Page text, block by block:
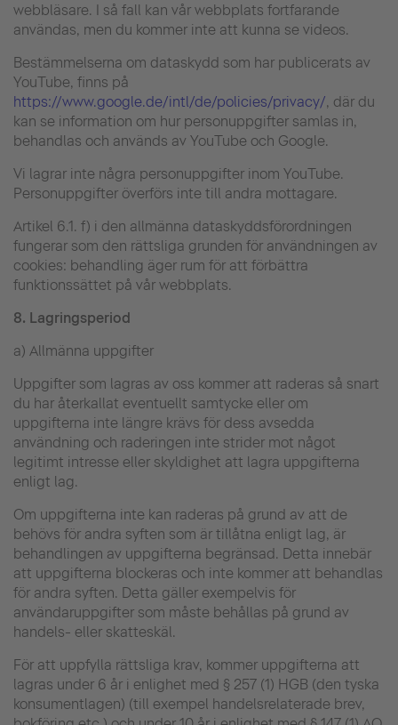
webbläsare. I så fall kan vår webbplats fortfarande
användas, men du kommer inte att kunna se videos.
Bestämmelserna om dataskydd som har publicerats av
YouTube, finns på
https://www.google.de/intl/de/policies/privacy/, där du
kan se information om hur personuppgifter samlas in,
behandlas och används av YouTube och Google.
Vi lagrar inte några personuppgifter inom YouTube.
Personuppgifter överförs inte till andra mottagare.
Artikel 6.1. f) i den allmänna dataskyddsförordningen
fungerar som den rättsliga grunden för användningen av
cookies: behandling äger rum för att förbättra
funktionssättet på vår webbplats.
8. Lagringsperiod
a) Allmänna uppgifter
Uppgifter som lagras av oss kommer att raderas så snart
du har återkallat eventuellt samtycke eller om
uppgifterna inte längre krävs för dess avsedda
användning och raderingen inte strider mot något
legitimt intresse eller skyldighet att lagra uppgifterna
enligt lag.
Om uppgifterna inte kan raderas på grund av att de
behövs för andra syften som är tillåtna enligt lag, är
behandlingen av uppgifterna begränsad. Detta innebär
att uppgifterna blockeras och inte kommer att behandlas
för andra syften. Detta gäller exempelvis för
användaruppgifter som måste behållas på grund av
handels- eller skatteskäl.
För att uppfylla rättsliga krav, kommer uppgifterna att
lagras under 6 år i enlighet med § 257 (1) HGB (den tyska
konsumentlagen) (till exempel handelsrelaterade brev,